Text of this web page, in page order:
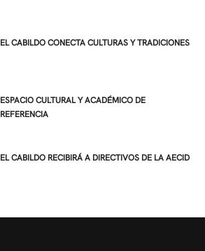
EL CABILDO CONECTA CULTURAS Y TRADICIONES
ESPACIO CULTURAL Y ACADÉMICO DE
REFERENCIA
EL CABILDO RECIBIRÁ A DIRECTIVOS DE LA AECID